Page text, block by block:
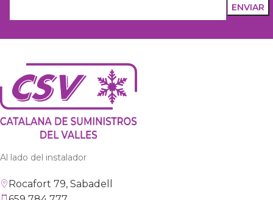
Al lado del instalador
Rocafort 79, Sabadell